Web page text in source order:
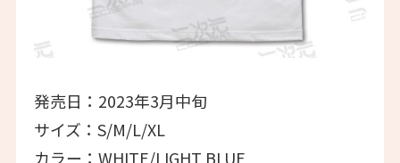
発売日：2023年3月中旬
サイズ：S/M/L/XL
カラー：WHITE/LIGHT BLUE